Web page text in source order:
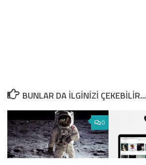
BUNLAR DA ILGINIZI ÇEKEBILIR...
0